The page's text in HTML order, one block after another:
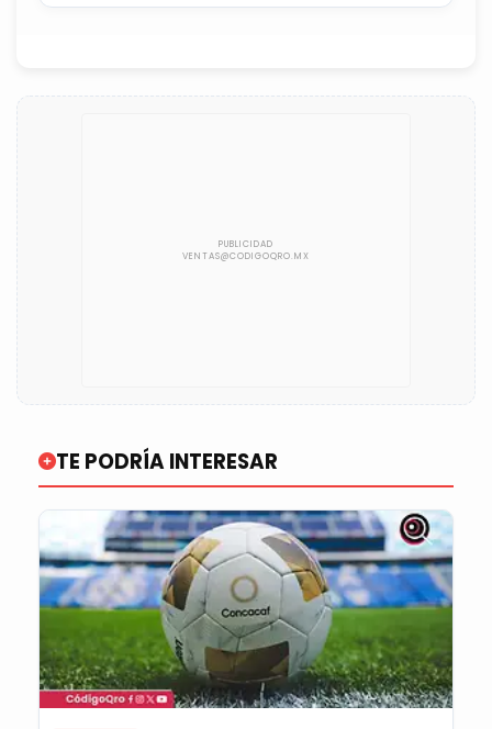
TE PODRÍA INTERESAR